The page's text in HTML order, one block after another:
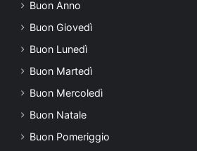
Buon Anno
Buon Giovedì
Buon Lunedì
Buon Martedì
Buon Mercoledì
Buon Natale
Buon Pomeriggio